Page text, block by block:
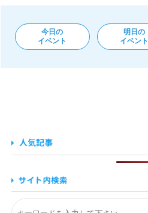
今日の
イベント
明日の
イベント